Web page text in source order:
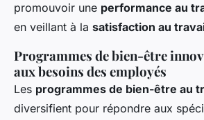
promouvoir une performance au
en veillant à la satisfaction au
Programmes de bien-être
aux besoins des employés
Les programmes de bien-être au
diversifient pour répondre aux